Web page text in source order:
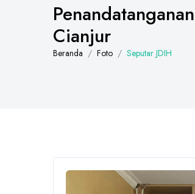
Cianjur
Beranda Foto Seputar JDIH